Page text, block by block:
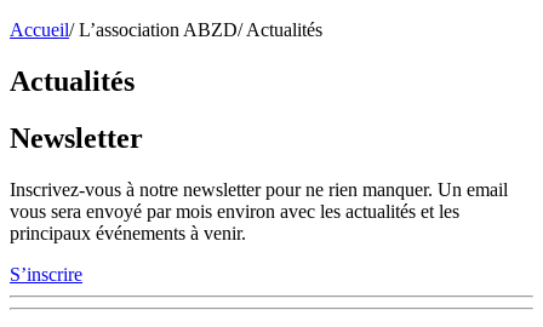
Accueil/ L’association ABZD/ Actualités
Actualités
Newsletter
Inscrivez-vous à notre newsletter pour ne rien manquer. Un email
vous sera envoyé par mois environ avec les actualités et les
principaux événements à venir.
S’inscrire